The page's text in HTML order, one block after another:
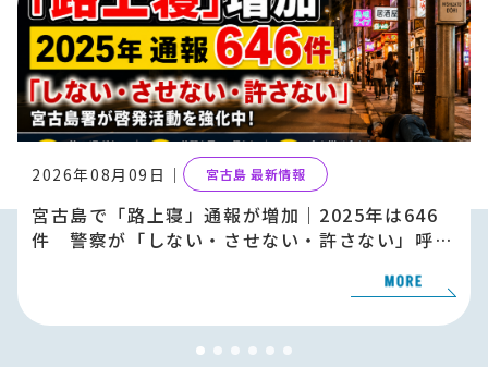
2026年08月09日｜ 宮古島 最新情報
宮古島で「路上寝」通報が増加｜2025年は646
件 警察が「しない・させない・許さない」呼び